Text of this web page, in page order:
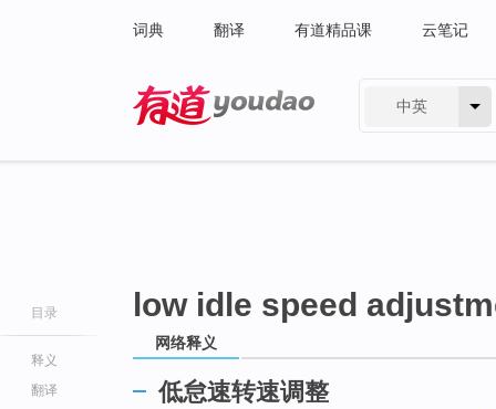
词典 翻译 有道精品课 云笔记
中英
目录
释义
翻译
low idle speed
网络释义
低怠速转速调整